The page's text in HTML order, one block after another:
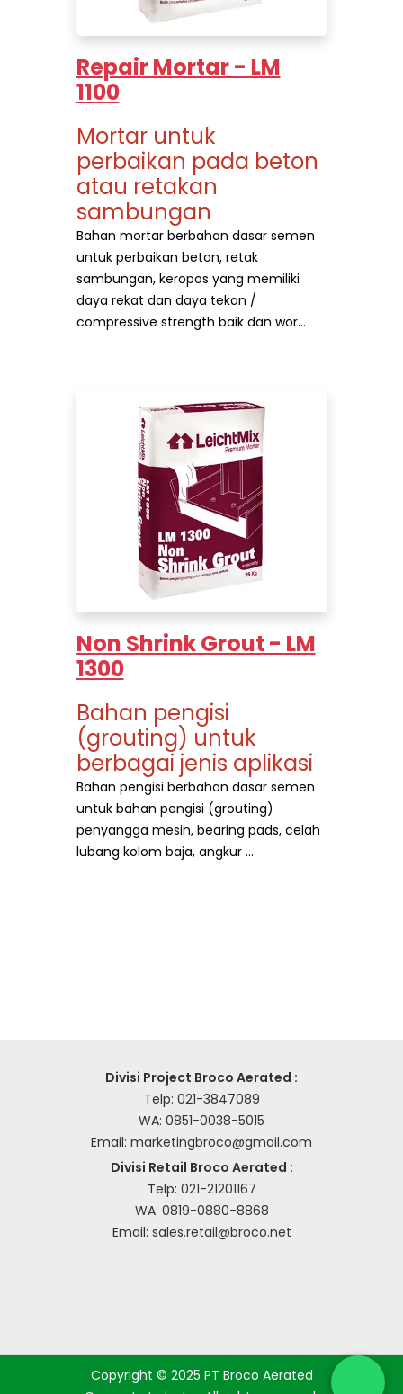
Repair Mortar - LM
1100
Mortar untuk
perbaikan pada beton
atau retakan
sambungan
Bahan mortar berbahan dasar semen
untuk perbaikan beton, retak
sambungan, keropos yang memiliki
daya rekat dan daya tekan /
compressive strength baik dan wor...
Non Shrink Grout - LM
1300
Bahan pengisi
(grouting) untuk
berbagai jenis aplikasi
Bahan pengisi berbahan dasar semen
untuk bahan pengisi (grouting)
penyangga mesin, bearing pads, celah
lubang kolom baja, angkur ...
Divisi Project Broco Aerated :
Telp: 021-3847089
WA: 0851-0038-5015
Email: marketingbroco@gmail.com
Divisi Retail Broco Aerated :
Telp: 021-21201167
WA: 0819-0880-8868
Email: sales.retail@broco.net
Copyright © 2025 PT Broco Aerated